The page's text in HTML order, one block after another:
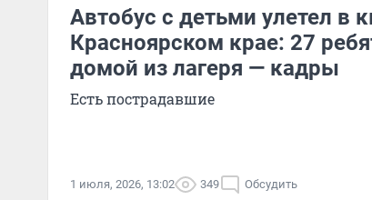
Автобус с детьми улетел в
Красноярском крае: 27
домой из лагеря — кадры
Есть пострадавшие
1 июля, 2026, 13:02 349 Обсудить